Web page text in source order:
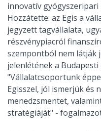
innovatív
Hozzátette: az Egis a
jegyzett tagvállalata,
részvénypiacról
szempontból nem látják
jelenlétének a Budapesti
"Vállalatcsoportunk
Egisszel, jól ismerjük és
menedzsmentet,
stratégiáját" -